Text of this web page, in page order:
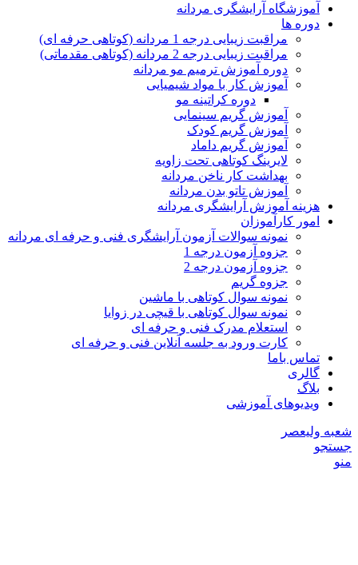
آموزشگاه آرایشگری مردانه
دوره ها
مراقبت زیبایی درجه 1 مردانه (کوتاهی حرفه ای)
مراقبت زیبایی درجه 2 مردانه (کوتاهی مقدماتی)
دوره آموزش ترمیم مو مردانه
آموزش کار با مواد شیمیایی
دوره کراتینه مو
آموزش گریم سینمایی
آموزش گریم کودک
آموزش گریم داماد
لایرینگ کوتاهی تحت زاویه
بهداشت کار ناخن مردانه
آموزش تاتو بدن مردانه
هزینه آموزش آرایشگری مردانه
امور کارآموزان
نمونه سوالات آزمون آرایشگری فنی و حرفه ای مردانه
جزوه آزمون درجه 1
جزوه آزمون درجه 2
جزوه گریم
نمونه سوال کوتاهی با ماشین
نمونه سوال کوتاهی با قیچی در زوایا
استعلام مدرک فنی و حرفه ای
کارت ورود به جلسه آنلاین فنی و حرفه ای
تماس باما
گالری
بلاگ
ویدیوهای آموزشی
شعبه ولیعصر
جستجو
منو